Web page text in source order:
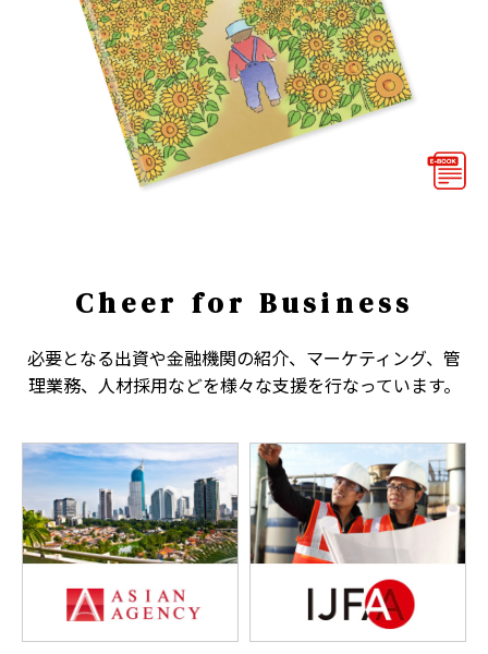
Cheer for Business
必要となる出資や金融機関の紹介、マーケティング、管
理業務、人材採用などを様々な支援を行なっています。